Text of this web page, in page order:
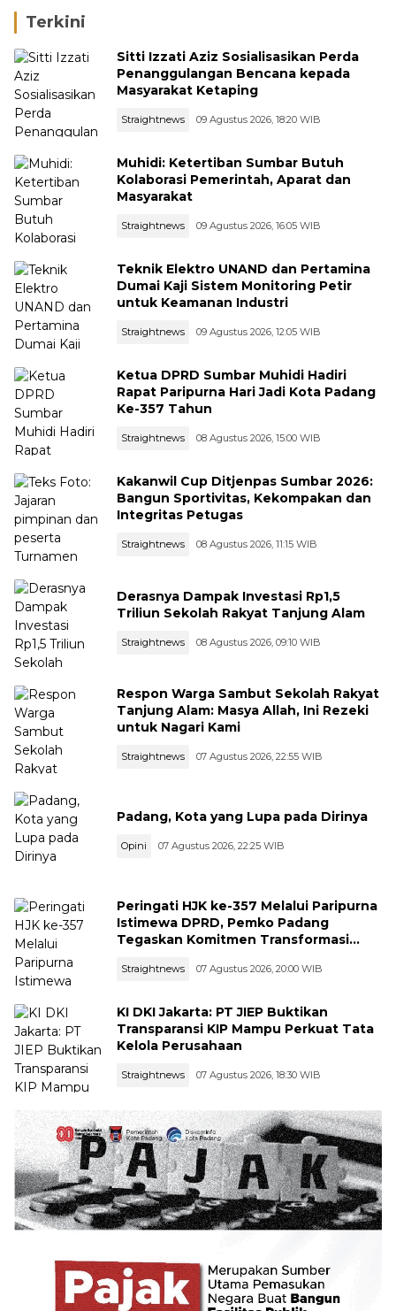
Terkini
Sitti Izzati Aziz Sosialisasikan Perda
Penanggulangan Bencana kepada
Masyarakat Ketaping
Straightnews 09 Agustus 2026, 18:20 WIB
Muhidi: Ketertiban Sumbar Butuh
Kolaborasi Pemerintah, Aparat dan
Masyarakat
Straightnews 09 Agustus 2026, 16:05 WIB
Teknik Elektro UNAND dan Pertamina
Dumai Kaji Sistem Monitoring Petir
untuk Keamanan Industri
Straightnews 09 Agustus 2026, 12:05 WIB
Ketua DPRD Sumbar Muhidi Hadiri
Rapat Paripurna Hari Jadi Kota Padang
Ke-357 Tahun
Straightnews 08 Agustus 2026, 15:00 WIB
Kakanwil Cup Ditjenpas Sumbar 2026:
Bangun Sportivitas, Kekompakan dan
Integritas Petugas
Straightnews 08 Agustus 2026, 11:15 WIB
Derasnya Dampak Investasi Rp1,5
Triliun Sekolah Rakyat Tanjung Alam
Straightnews 08 Agustus 2026, 09:10 WIB
Respon Warga Sambut Sekolah Rakyat
Tanjung Alam: Masya Allah, Ini Rezeki
untuk Nagari Kami
Straightnews 07 Agustus 2026, 22:55 WIB
Padang, Kota yang Lupa pada Dirinya
Opini 07 Agustus 2026, 22:25 WIB
Peringati HJK ke-357 Melalui Paripurna
Istimewa DPRD, Pemko Padang
Tegaskan Komitmen Transformasi
Straightnews 07 Agustus 2026, 20:00 WIB
KI DKI Jakarta: PT JIEP Buktikan
Transparansi KIP Mampu Perkuat Tata
Kelola Perusahaan
Straightnews 07 Agustus 2026, 18:30 WIB